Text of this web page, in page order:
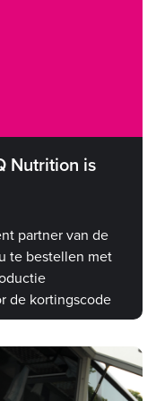
Nutrition is
partner van de
te bestellen met
de kortingscode